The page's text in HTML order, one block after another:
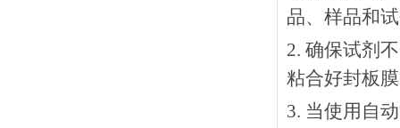
品、样品和
2. 确保试剂
粘合好封板
3. 当使用自